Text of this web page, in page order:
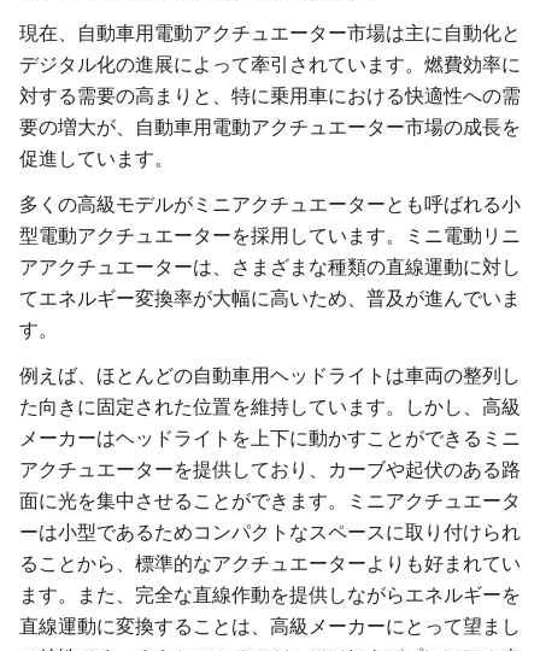
現在、自動車用電動アクチュエーター市場は主に自動化と
デジタル化の進展によって牽引されています。燃費効率に
対する需要の高まりと、特に乗用車における快適性への需
要の増大が、自動車用電動アクチュエーター市場の成長を
促進しています。
多くの高級モデルがミニアクチュエーターとも呼ばれる小
型電動アクチュエーターを採用しています。ミニ電動リニ
アアクチュエーターは、さまざまな種類の直線運動に対し
てエネルギー変換率が大幅に高いため、普及が進んでいま
す。
例えば、ほとんどの自動車用ヘッドライトは車両の整列し
た向きに固定された位置を維持しています。しかし、高級
メーカーはヘッドライトを上下に動かすことができるミニ
アクチュエーターを提供しており、カーブや起伏のある路
面に光を集中させることができます。ミニアクチュエータ
ーは小型であるためコンパクトなスペースに取り付けられ
ることから、標準的なアクチュエーターよりも好まれてい
ます。また、完全な直線作動を提供しながらエネルギーを
直線運動に変換することは、高級メーカーにとって望まし